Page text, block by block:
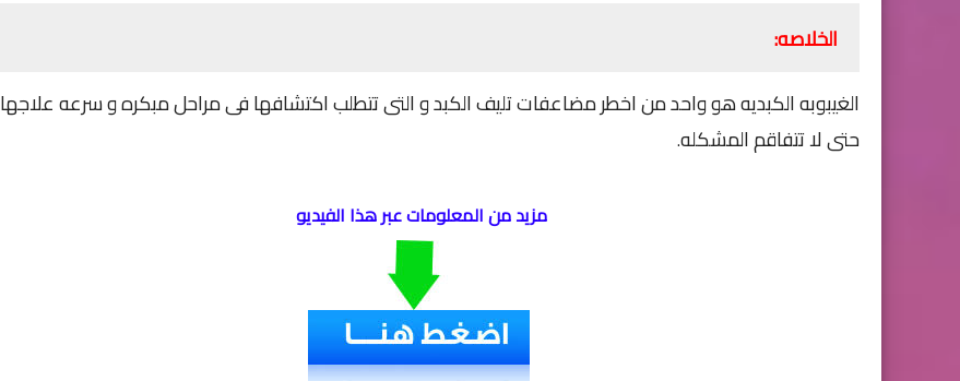
الخلاصه:
الغيبوبه الكبديه هو واحد من اخطر مضاعفات تليف الكبد و التى تتطلب اكتشافها فى مراحل مبكره و سرعه علاجها
حتى لا تتفاقم المشكله.
مزيد من المعلومات عبر هذا الفيديو